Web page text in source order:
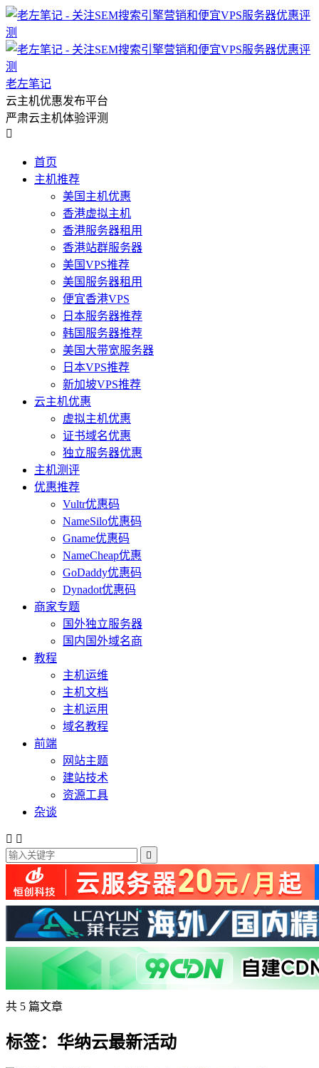
老左笔记
云主机优惠发布平台
严肃云主机体验评测

首页
主机推荐
美国主机优惠
香港虚拟主机
香港服务器租用
香港站群服务器
美国VPS推荐
美国服务器租用
便宜香港VPS
日本服务器推荐
韩国服务器推荐
美国大带宽服务器
日本VPS推荐
新加坡VPS推荐
云主机优惠
虚拟主机优惠
证书域名优惠
独立服务器优惠
主机测评
优惠推荐
Vultr优惠码
NameSilo优惠码
Gname优惠码
NameCheap优惠
GoDaddy优惠码
Dynadot优惠码
商家专题
国外独立服务器
国内国外域名商
教程
主机运维
主机文档
主机运用
域名教程
前端
网站主题
建站技术
资源工具
杂谈
 

共 5 篇文章
标签：华纳云最新活动